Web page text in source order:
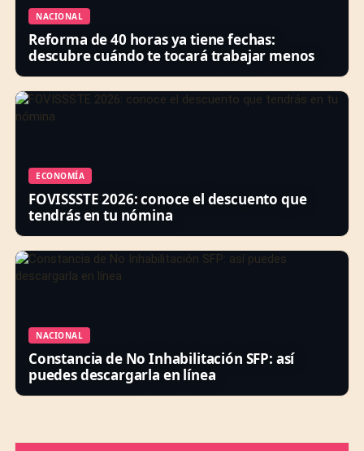
NACIONAL
Reforma de 40 horas ya tiene fechas:
descubre cuándo te tocará trabajar menos
ECONOMÍA
FOVISSSTE 2026: conoce el descuento que
tendrás en tu nómina
NACIONAL
Constancia de No Inhabilitación SFP: así
puedes descargarla en línea